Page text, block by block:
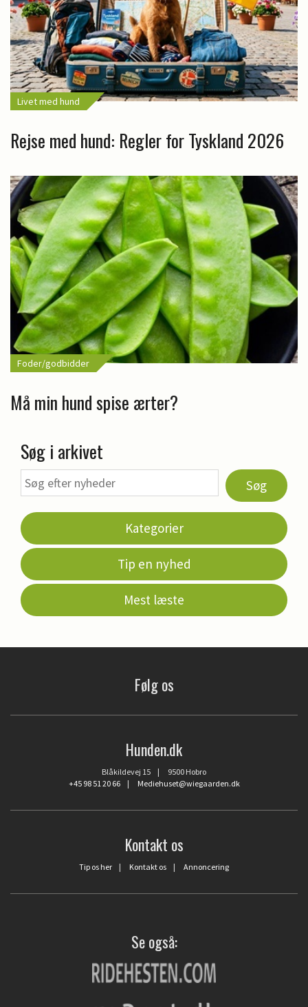
Livet med hund
Rejse med hund: Regler for Tyskland 2026
Foder/godbidder
Må min hund spise ærter?
Søg i arkivet
Søg
Kategorier
Tip en nyhed
Mest læste
Følg os
Hunden.dk
Blåkildevej 15 | 9500 Hobro
+45 98 51 20 66| Mediehuset@wiegaarden.dk
Kontakt os
Tip os her | Kontakt os | Annoncering
Se også: